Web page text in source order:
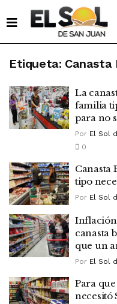
Etiqueta: Canasta
La
familia
para no
Por El Sol
0
Canasta
tipo
Por El Sol
Inflación
canasta
que un
Por El Sol
Para
necesitó